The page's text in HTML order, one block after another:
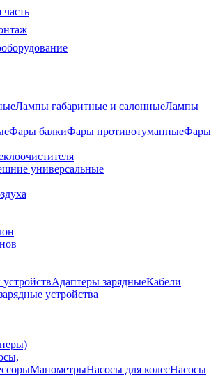
часть
Лампы габаритные и салонныеЛампы
Фары балкиФары противотуманныеФары
универсальные
Адаптеры зарядныеКабели
устройства
МанометрыНасосы для колесНасосы